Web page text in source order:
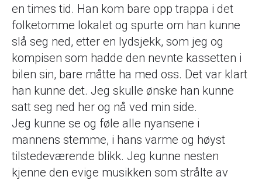
en times tid. Han kom bare opp trappa i det
folketomme lokalet og spurte om han kunne
slå seg ned, etter en lydsjekk, som jeg og
kompisen som hadde den nevnte kassetten i
bilen sin, bare måtte ha med oss. Det var klart
han kunne det. Jeg skulle ønske han kunne
satt seg ned her og nå ved min side.
Jeg kunne se og føle alle nyansene i
mannens stemme, i hans varme og høyst
tilstedeværende blikk. Jeg kunne nesten
kjenne den evige musikken som strålte av